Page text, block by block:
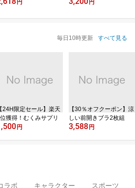
円 円
毎日10時更新 すべて見る
【24H限定セール】楽天
獲得！むくみサプリ
円
【30％オフクーポン】涼
しい前開きブラ2枚組
3,588 円
ラボ キャラクター スポーツ